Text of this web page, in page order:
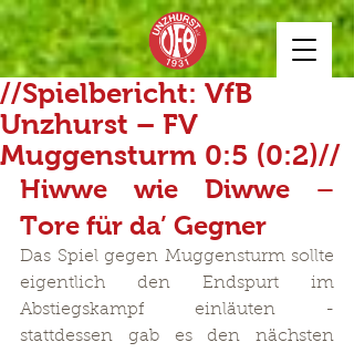
//Spielbericht: VfB
Unzhurst – FV
Muggensturm 0:5 (0:2)//
Hiwwe wie Diwwe –
Tore für da’ Gegner
Das Spiel gegen Muggensturm sollte
eigentlich den Endspurt im
Abstiegskampf einläuten -
stattdessen gab es den nächsten